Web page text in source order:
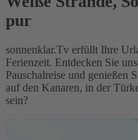
pur
sonnenklar.Tv erfüllt Ihre
Ferienzeit. Entdecken Sie
Pauschalreise und genießen
auf den Kanaren, in der
sein?